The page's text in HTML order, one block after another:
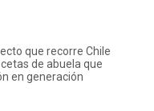
que recorre Chile
de abuela que
en generación